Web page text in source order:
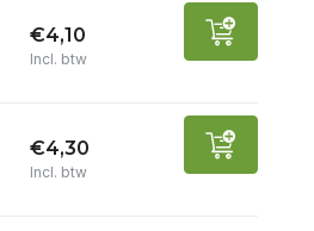
€4,10
Incl. btw
€4,30
Incl. btw